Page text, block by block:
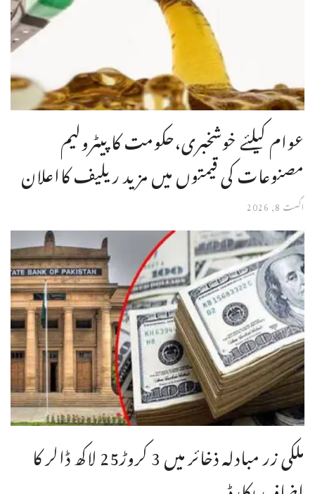
عوام کیلئے خوشخبری،حکومت کا پیٹرولیم
مصنوعات کی قیمتوں میں مزید ریلیف کااعلان
اگست 8, 2026
ملکی زر مبادلہ ذخائر میں 3 کروڑ25 لاکھ ڈالر کا